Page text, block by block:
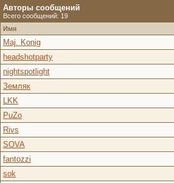
Авторы сообщений
Всего сообщений: 19
Имя
Maj. Konig
headshotparty
nightspotlight
Земляк
LKK
PuZo
Rivs
SOVA
fantozzi
sok